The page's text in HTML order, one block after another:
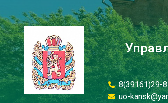
8(39161)29-
uo-